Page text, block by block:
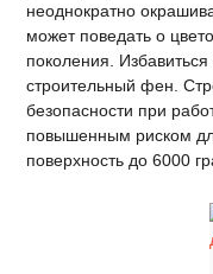
неоднократно
может поведать о
поколения.
строительный фен.
безопасности при
повышенным риском
поверхность до 6000